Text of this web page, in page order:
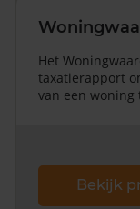
Het
taxatierapport
van een woning
Bekijk